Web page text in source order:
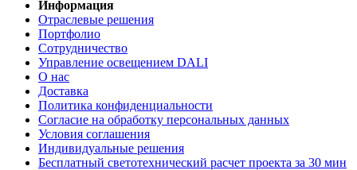
Информация
Отраслевые решения
Портфолио
Сотрудничество
Управление освещением DALI
О нас
Доставка
Политика конфиденциальности
Согласие на обработку персональных данных
Условия соглашения
Индивидуальные решения
Бесплатный светотехнический расчет проекта за 30 мин